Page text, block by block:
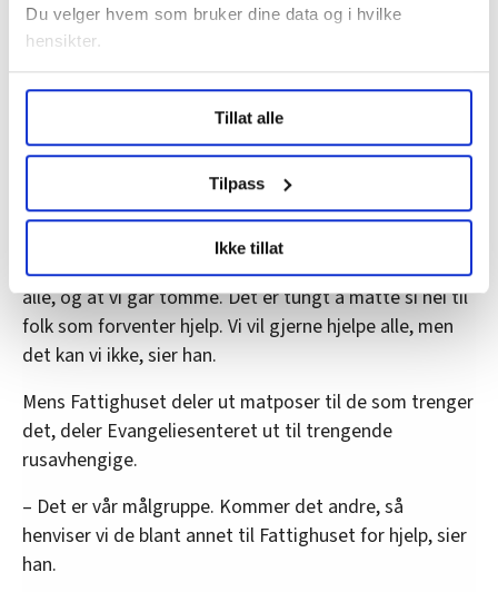
Du velger hvem som bruker dine data og i hvilke
hensikter.
Undermer infokan du lese om hvordan dine personlige
data behandles og hvordan du kan velge hvordan de skal
brukes. Du kan hele tiden endre eller trekke tilbake ditt
samtykke fra erklæringen om informasjonskapsler.
LO Medias publikasjoner frifagbevegelse.no, hk-nytt.no
og fontene.no bruker informasjonskapsler (cookies) for å
lære hvordan våre nettsider blir brukt slik at vi tilby
relevant innhold, tilpassede annonser og utarbeide
statistikk.
Vi deler bare informasjon om hvordan du bruker
innenfor analyse og annonsering. Disse er angitt i
oversikten lengre ned på denne siden.
Tillat alle
Tilpass
Ikke tillat
– Det er ikke flere rusavhengige i Oslo enn før, men
enda bedre, og mat er dyrt, sier bestyrer ved
Evangeliesenteret Oslo, Stian Ludvigsen til
Dagsavisen.
Heller ikke Evangeliesenteret har nok til alle som
trenger mat, og må gå hjem med uforrettet sak.
– Vi er i den ulykksalige situasjonen at vi ikke har nok til
alle, og at vi går tomme. Det er tungt å måtte si nei til
folk som forventer hjelp. Vi vil gjerne hjelpe alle, men
det kan vi ikke, sier han.
Mens Fattighuset deler ut matposer til de som trenger
det, deler Evangeliesenteret ut til trengende
rusavhengige.
– Det er vår målgruppe. Kommer det andre, så
henviser vi de blant annet til Fattighuset for hjelp, sier
han.